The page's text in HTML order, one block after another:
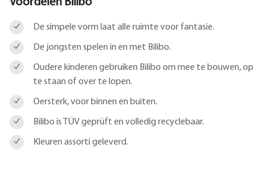
De simpele vorm laat alle ruimte voor fantasie.
De jongsten spelen in en met Bilibo.
Oudere kinderen gebruiken Bilibo om mee te bouwen, op
te staan of over te lopen.
Oersterk, voor binnen en buiten.
Bilibo is TÜV geprüft en volledig recyclebaar.
Kleuren assorti geleverd.